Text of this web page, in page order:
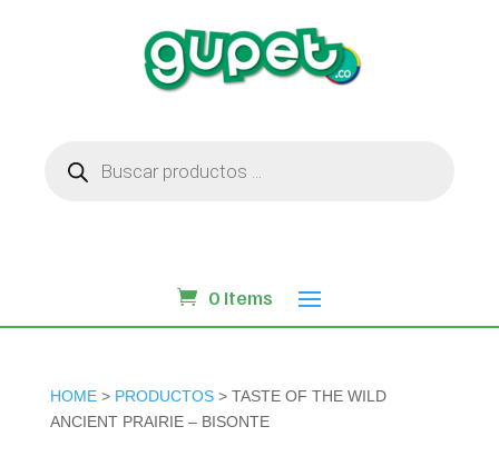
productos
0 Items
HOME> PRODUCTOS> TASTE OF THE WILD
ANCIENT PRAIRIE – BISONTE